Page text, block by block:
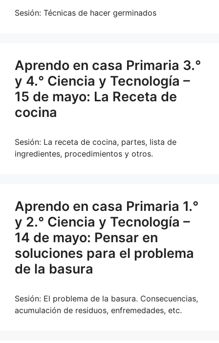
Sesión: Técnicas de hacer germinados
Aprendo en casa Primaria 3.°
y 4.° Ciencia y Tecnología –
15 de mayo: La Receta de
cocina
Sesión: La receta de cocina, partes, lista de
ingredientes, procedimientos y otros.
Aprendo en casa Primaria 1.°
y 2.° Ciencia y Tecnología –
14 de mayo: Pensar en
soluciones para el problema
de la basura
Sesión: El problema de la basura. Consecuencias,
acumulación de residuos, enfremedades, etc.